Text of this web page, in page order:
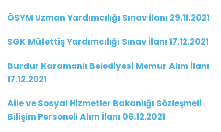
ÖSYM Uzman Yardımcılığı Sınav İlanı 29.11.2021
SGK Müfettiş Yardımcılığı Sınav İlanı 17.12.2021
Burdur Karamanlı Belediyesi Memur Alım İlanı
17.12.2021
Aile ve Sosyal Hizmetler Bakanlığı Sözleşmeli
Bilişim Personeli Alım İlanı 06.12.2021